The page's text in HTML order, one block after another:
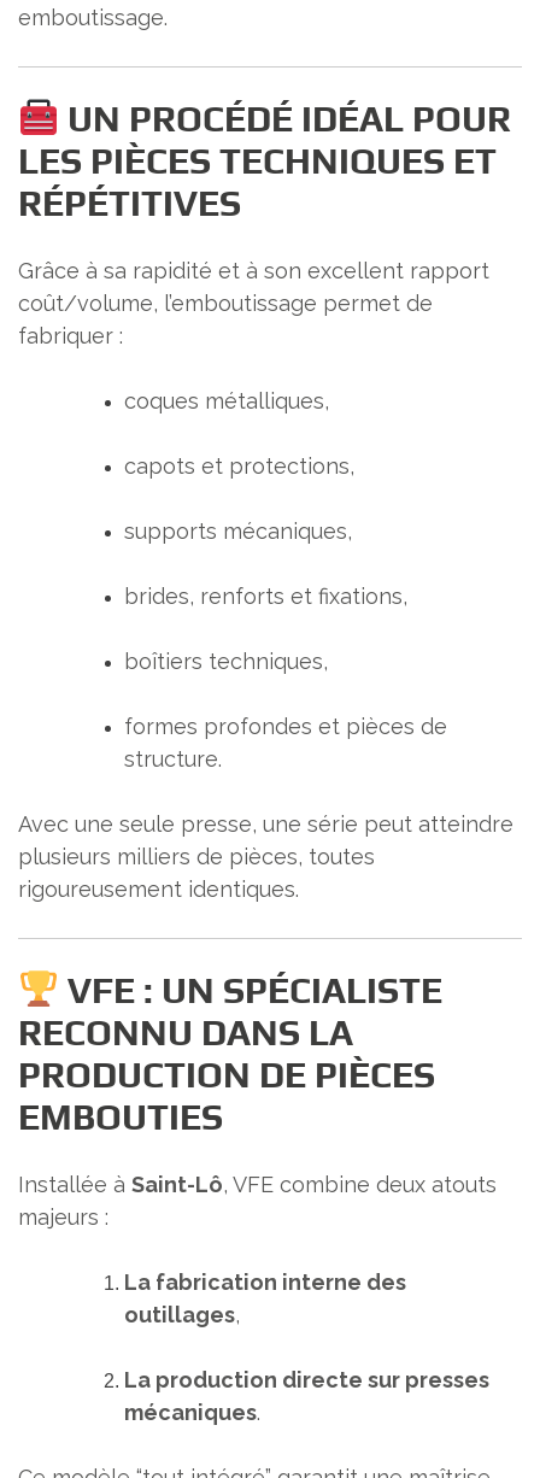
emboutissage.
UN PROCÉDÉ IDÉAL POUR
LES PIÈCES TECHNIQUES ET
RÉPÉTITIVES
Grâce à sa rapidité et à son excellent rapport
coût/volume, l’emboutissage permet de
fabriquer :
coques métalliques,
capots et protections,
supports mécaniques,
brides, renforts et fixations,
boîtiers techniques,
formes profondes et pièces de
structure.
Avec une seule presse, une série peut atteindre
plusieurs milliers de pièces, toutes
rigoureusement identiques.
VFE : UN SPÉCIALISTE
RECONNU DANS LA
PRODUCTION DE PIÈCES
EMBOUTIES
Installée à Saint-Lô, VFE combine deux atouts
majeurs :
La fabrication interne des
outillages,
La production directe sur presses
mécaniques.